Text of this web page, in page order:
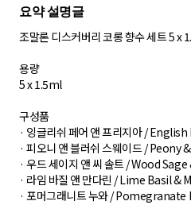
요약 설명글
조말론 디스커버리 코롱 향수 세트 5 x
용량
5 x 1.5ml
구성품
· 잉글리쉬 페어 앤 프리지아 /
· 피오니 앤 블러쉬 스웨이드 / Peony
· 우드 세이지 앤 씨 솔트 / Wood
· 라임 바질 앤 만다린 / Lime Basil &
· 포머그래니트 누와 / Pomegranate